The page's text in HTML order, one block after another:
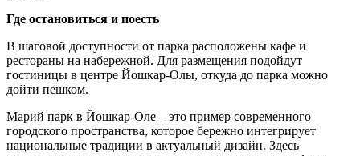
Где остановиться и поесть
В шаговой доступности от парка расположены кафе и
рестораны на набережной. Для размещения подойдут
гостиницы в центре Йошкар-Олы, откуда до парка можно
дойти пешком.
Марий парк в Йошкар-Оле – это пример современного
городского пространства, которое бережно интегрирует
национальные традиции в актуальный дизайн. Здесь